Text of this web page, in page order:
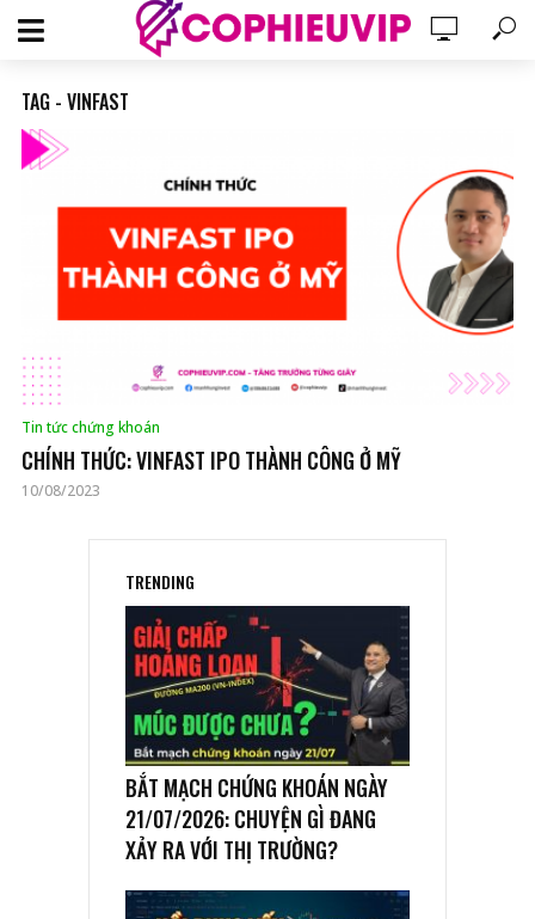
TAG - VINFAST
Tin tức chứng khoán
CHÍNH THỨC: VINFAST IPO THÀNH CÔNG Ở MỸ
10/08/2023
TRENDING
BẮT MẠCH CHỨNG KHOÁN NGÀY
21/07/2026: CHUYỆN GÌ ĐANG
XẢY RA VỚI THỊ TRƯỜNG?